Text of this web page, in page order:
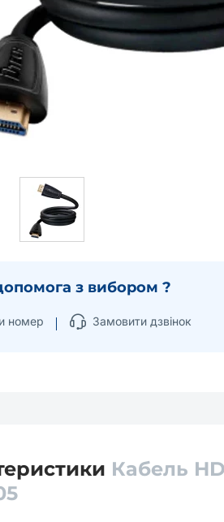
з вибором ?
номер Замовити дзвінок
Кабель